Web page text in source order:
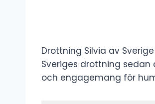
Drottning Silvia av
Sveriges drottning sedan
och engagemang för